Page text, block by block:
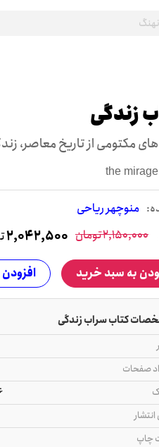
زندگی
م‍ک‍ت‍وم‍ی از ت‍اری‍خ م‍ع‍اص‍ر،
the
منوچهر ریاحی
2,150,000تومان 2,042,500
به سبد خرید
کتاب سراب زندگی
صفحات
چاپ